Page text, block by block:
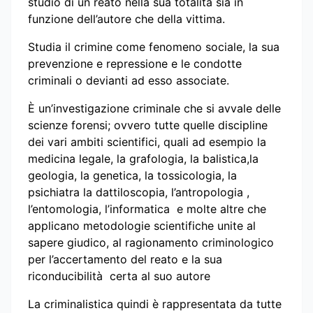
funzione dell’autore che della vittima.
Studia il crimine come fenomeno sociale, la sua
prevenzione e repressione e le condotte
criminali o devianti ad esso associate.
È un’investigazione criminale che si avvale delle
scienze forensi; ovvero tutte quelle discipline
dei vari ambiti scientifici, quali ad esempio la
medicina legale, la grafologia, la balistica,la
geologia, la genetica, la tossicologia, la
psichiatra la dattiloscopia, l’antropologia ,
l’entomologia, l’informatica e molte altre che
applicano metodologie scientifiche unite al
sapere giudico, al ragionamento criminologico
per l’accertamento del reato e la sua
riconducibilità certa al suo autore
La criminalistica quindi è rappresentata da tutte